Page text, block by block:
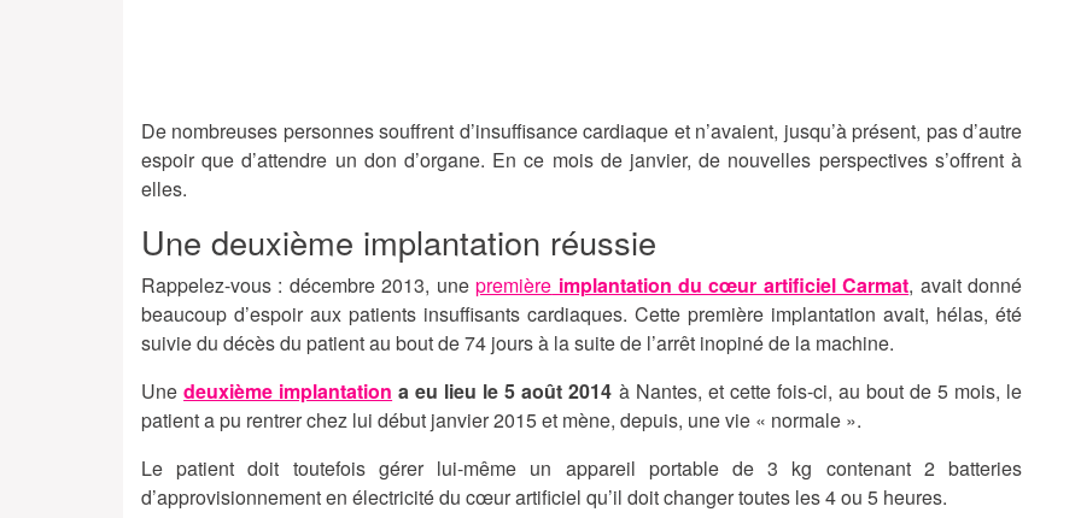
De nombreuses personnes souffrent d’insuffisance cardiaque et n’avaient, jusqu’à présent, pas d’autre
espoir que d’attendre un don d’organe. En ce mois de janvier, de nouvelles perspectives s’offrent à
elles.
Une deuxième implantation réussie
Rappelez-vous : décembre 2013, unepremière implantation du cœur artificiel Carmat, avait donné
beaucoup d’espoir aux patients insuffisants cardiaques. Cette première implantation avait, hélas, été
suivie du décès du patient au bout de 74 jours à la suite de l’arrêt inopiné de la machine.
Une deuxième implantation a eu lieu le 5 août 2014 à Nantes, et cette fois-ci, au bout de 5 mois, le
patient a pu rentrer chez lui début janvier 2015 et mène, depuis, une vie « normale ».
Le patient doit toutefois gérer lui-même un appareil portable de 3 kg contenant 2 batteries
d’approvisionnement en électricité du cœur artificiel qu’il doit changer toutes les 4 ou 5 heures.